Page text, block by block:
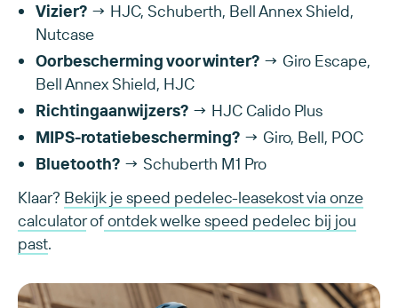
Vizier? → HJC, Schuberth, Bell Annex Shield,
Nutcase
Oorbescherming voor winter? → Giro Escape,
Bell Annex Shield, HJC
Richtingaanwijzers? → HJC Calido Plus
MIPS-rotatiebescherming? → Giro, Bell, POC
Bluetooth? → Schuberth M1 Pro
Klaar? Bekijk je speed pedelec-leasekost via onze
calculatorofontdek welke speed pedelec bij jou
past.